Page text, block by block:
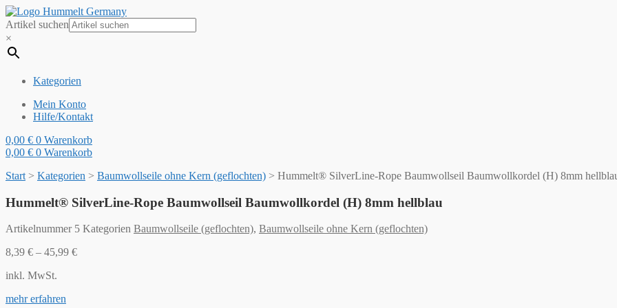
Artikel suchen
×
Kategorien
Mein Konto
Hilfe/Kontakt
0,00 € 0 Warenkorb
0,00 € 0 Warenkorb
Start > Kategorien > Baumwollseile ohne Kern (geflochten) > Hummelt® SilverLine-Rope Baumwollseil Baumwollkordel (H) 8mm
Hummelt® SilverLine-Rope Baumwollseil Baumwollkordel (H) 8mm hellblau
Artikelnummer 5 Kategorien Baumwollseile (geflochten), Baumwollseile ohne Kern (geflochten)
8,39 € – 45,99 €
inkl. MwSt.
mehr erfahren